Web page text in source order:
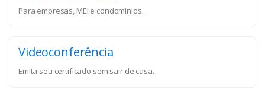
Para empresas, MEI e condomínios.
Videoconferência
Emita seu certificado sem sair de casa.